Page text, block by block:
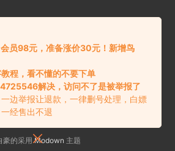
豪的采用Modown 主题
员98元，准备涨价30元！新增鸟
程，看不懂的不要下单
解决，访问不了是被举报了
边举报让退款，一律删号处理，白嫖
经售出不退